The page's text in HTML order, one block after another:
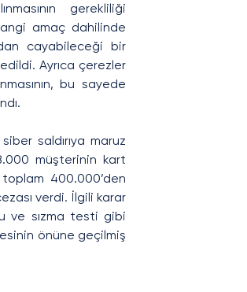
gerekliliği
amaç dahilinde
cayabileceği bir
Ayrıca çerezler
bu sayede
saldırıya maruz
müşterinin kart
400.000’den
verdi. İlgili karar
ve sızma testi gibi
önüne geçilmiş